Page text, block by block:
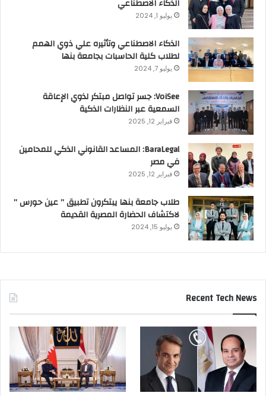
الذكاء الاصطناعي
يوليو 1, 2024
الذكاء الاصطناعي وتأثيره علي ذوي الهمم
لطلاب كلية الحاسبات بجامعة بنها
يوليو 7, 2024
VoiSee: جسر تواصل مبتكر لذوي الإعاقة
السمعية عبر النظارات الذكية
فبراير 12, 2025
BaraLegal: المساعد القانوني الذكي للمحامين
في مصر
فبراير 12, 2025
طلاب جامعة بنها يبتكرون تطبيق ” عين حورس ”
لاكتشاف الحضارة المصرية القديمة
يوليو 15, 2024
Recent Tech News